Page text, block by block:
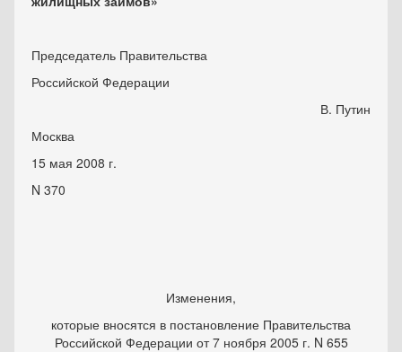
Председатель Правительства
Российской Федерации
В. Путин
Москва
15 мая 2008 г.
N 370
Изменения,
которые вносятся в постановление Правительства
Российской Федерации от 7 ноября 2005 г. N 655